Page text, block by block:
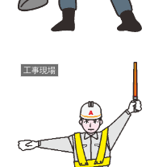
工事現場